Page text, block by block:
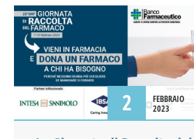
2
FEBBRAIO
2023